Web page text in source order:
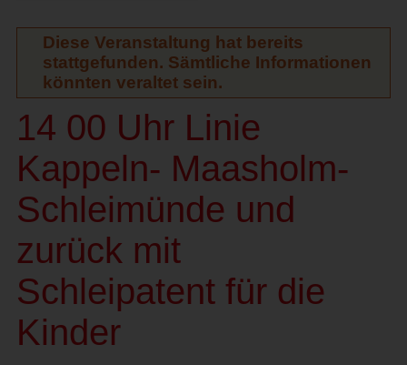
Diese Veranstaltung hat bereits
stattgefunden. Sämtliche Informationen
könnten veraltet sein.
14 00 Uhr Linie
Kappeln- Maasholm-
Schleimünde und
zurück mit
Schleipatent für die
Kinder